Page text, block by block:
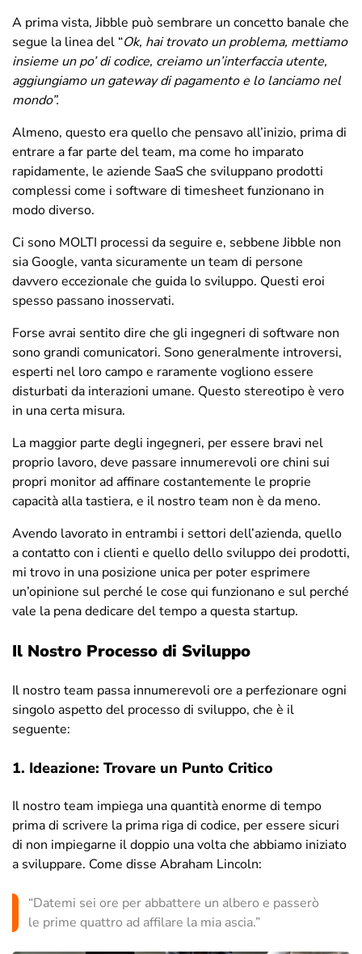
A prima vista, Jibble può sembrare un concetto banale che
segue la linea del “Ok, hai trovato un problema, mettiamo
insieme un po’ di codice, creiamo un’interfaccia utente,
aggiungiamo un gateway di pagamento e lo lanciamo nel
mondo”.
Almeno, questo era quello che pensavo all’inizio, prima di
entrare a far parte del team, ma come ho imparato
rapidamente, le aziende SaaS che sviluppano prodotti
complessi come i software di timesheet funzionano in
modo diverso.
Ci sono MOLTI processi da seguire e, sebbene Jibble non
sia Google, vanta sicuramente un team di persone
davvero eccezionale che guida lo sviluppo. Questi eroi
spesso passano inosservati.
Forse avrai sentito dire che gli ingegneri di software non
sono grandi comunicatori. Sono generalmente introversi,
esperti nel loro campo e raramente vogliono essere
disturbati da interazioni umane. Questo stereotipo è vero
in una certa misura.
La maggior parte degli ingegneri, per essere bravi nel
proprio lavoro, deve passare innumerevoli ore chini sui
propri monitor ad affinare costantemente le proprie
capacità alla tastiera, e il nostro team non è da meno.
Avendo lavorato in entrambi i settori dell’azienda, quello
a contatto con i clienti e quello dello sviluppo dei prodotti,
mi trovo in una posizione unica per poter esprimere
un’opinione sul perché le cose qui funzionano e sul perché
vale la pena dedicare del tempo a questa startup.
Il Nostro Processo di Sviluppo
Il nostro team passa innumerevoli ore a perfezionare ogni
singolo aspetto del processo di sviluppo, che è il
seguente:
1. Ideazione: Trovare un Punto Critico
Il nostro team impiega una quantità enorme di tempo
prima di scrivere la prima riga di codice, per essere sicuri
di non impiegarne il doppio una volta che abbiamo iniziato
a sviluppare. Come disse Abraham Lincoln:
“Datemi sei ore per abbattere un albero e passerò
le prime quattro ad affilare la mia ascia.”